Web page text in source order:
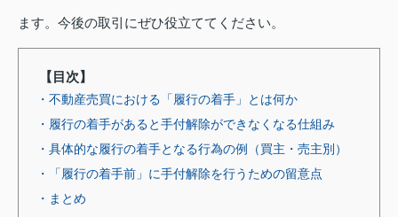
ます。今後の取引にぜひ役立ててください。
【目次】
・不動産売買における「履行の着手」とは何か
・履行の着手があると手付解除ができなくなる仕組み
・具体的な履行の着手となる行為の例（買主・売主別）
・「履行の着手前」に手付解除を行うための留意点
・まとめ